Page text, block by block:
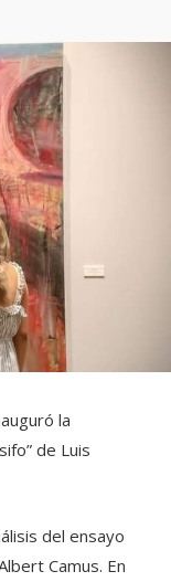
la
de Luis
del ensayo
Camus. En